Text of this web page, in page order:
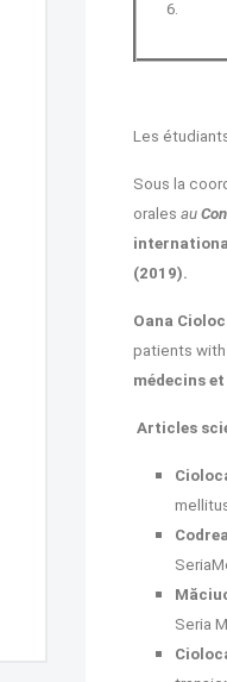
6.
Les
Sous la
orales au
(2019).
Oana
patients with
médecins
Articles
Seria